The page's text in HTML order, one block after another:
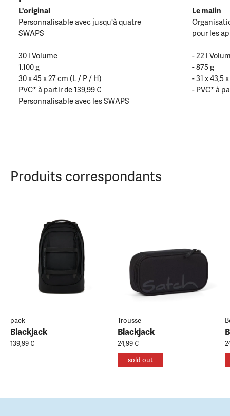
L'original
Personnalisable avec jusqu'à quatre
SWAPS
30 l Volume
1.100 g
30 x 45 x 27 cm (L / P / H)
PVC* à partir de 139,99 €
Personnalisable avec les SWAPS
Le malin
pour les
- 22 l
- 875 g
- 31 x 43,5
- PVC* à
Produits correspondants
pack
Blackjack
139,99 €
Trousse
Blackjack
24,99 €
sold out